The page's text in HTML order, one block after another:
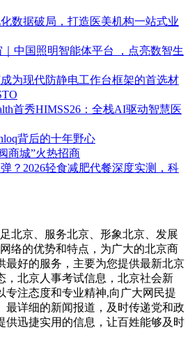
数据破局，打造医美机构一站式业
中国照明智能体平台 ，点亮数智生
为现代防静电工作台框架的首选材
首秀HIMSS26：全栈AI驱动智慧医
背后的十年野心
商城”火热招商
？2026轻食减肥代餐深度实测，科
北京、服务北京、形象北京、发展
络的优势和特点，为广大的北京商
最好的服务，主要为您提供最新北京
北京人事考试信息， 北京社会新
专注态度和专业精神,向广大网民提
最详细的新闻报道，及时传递党和政
供迅捷实用的信息，让百姓能够及时